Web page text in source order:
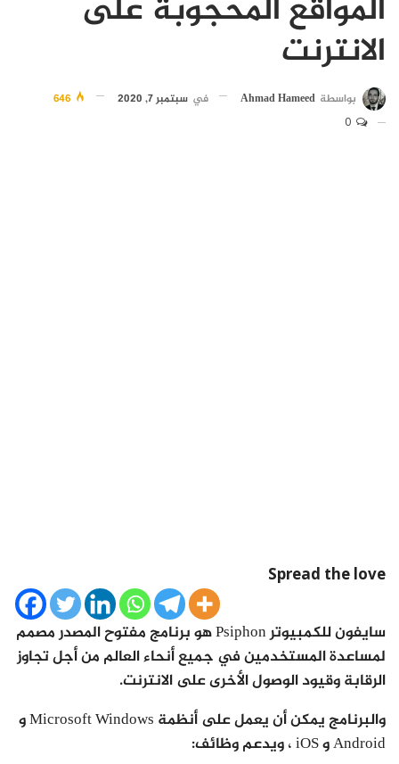
المواقع المحجوبة على
الانترنت
بواسطة Ahmad Hameed في سبتمبر 7, 2020
Spread the love
سايفون للكمبيوتر Psiphon هو برنامج مفتوح المصدر مصمم
لمساعدة المستخدمين في جميع أنحاء العالم من أجل تجاوز
الرقابة وقيود الوصول الأخرى على الانترنت.
والبرنامج يمكن أن يعمل على أنظمة Microsoft Windows و
Android و iOS ، ويدعم وظائف: